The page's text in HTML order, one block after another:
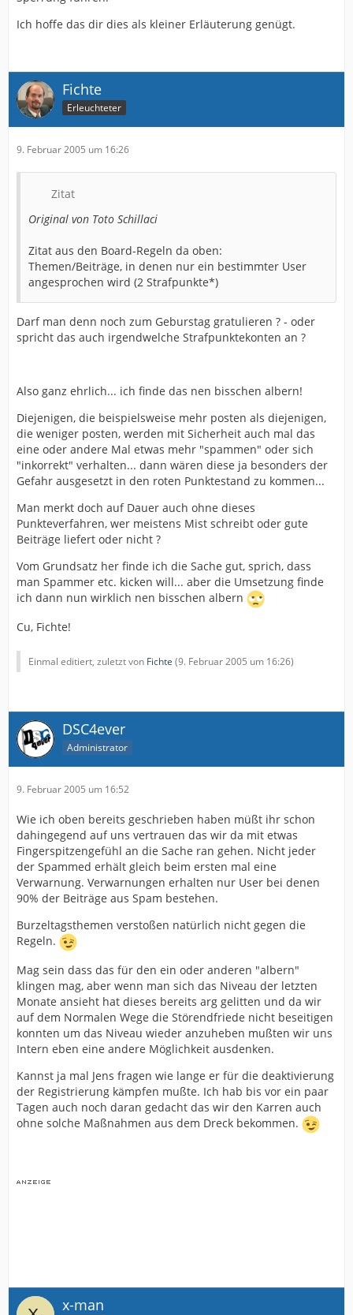
Ich hoffe das dir dies als kleiner Erläuterung genügt.
Fichte
Erleuchteter
9. Februar 2005 um 16:26
Zitat
Original von Toto Schillaci
Zitat aus den Board-Regeln da oben:
Themen/Beiträge, in denen nur ein bestimmter User
angesprochen wird (2 Strafpunkte*)
Darf man denn noch zum Geburstag gratulieren ? - oder
spricht das auch irgendwelche Strafpunktekonten an ?
Also ganz ehrlich... ich finde das nen bisschen albern!
Diejenigen, die beispielsweise mehr posten als diejenigen,
die weniger posten, werden mit Sicherheit auch mal das
eine oder andere Mal etwas mehr "spammen" oder sich
"inkorrekt" verhalten... dann wären diese ja besonders der
Gefahr ausgesetzt in den roten Punktestand zu kommen...
Man merkt doch auf Dauer auch ohne dieses
Punkteverfahren, wer meistens Mist schreibt oder gute
Beiträge liefert oder nicht ?
Vom Grundsatz her finde ich die Sache gut, sprich, dass
man Spammer etc. kicken will... aber die Umsetzung finde
ich dann nun wirklich nen bisschen albern
Cu, Fichte!
Einmal editiert, zuletzt von Fichte (9. Februar 2005 um 16:26)
DSC4ever
Administrator
9. Februar 2005 um 16:52
Wie ich oben bereits geschrieben haben müßt ihr schon
dahingegend auf uns vertrauen das wir da mit etwas
Fingerspitzengefühl an die Sache ran gehen. Nicht jeder
der Spammed erhält gleich beim ersten mal eine
Verwarnung. Verwarnungen erhalten nur User bei denen
90% der Beiträge aus Spam bestehen.
Burzeltagsthemen verstoßen natürlich nicht gegen die
Regeln.
Mag sein dass das für den ein oder anderen "albern"
klingen mag, aber wenn man sich das Niveau der letzten
Monate ansieht hat dieses bereits arg gelitten und da wir
auf dem Normalen Wege die Störendfriede nicht beseitigen
konnten um das Niveau wieder anzuheben mußten wir uns
Intern eben eine andere Möglichkeit ausdenken.
Kannst ja mal Jens fragen wie lange er für die deaktivierung
der Registrierung kämpfen mußte. Ich hab bis vor ein paar
Tagen auch noch daran gedacht das wir den Karren auch
ohne solche Maßnahmen aus dem Dreck bekommen.
x-man